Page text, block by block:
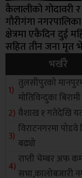
कैलालीको गोदावरी र
गौरीगंगा नगरपालिका
क्षेत्रमा एकैदिन दुई
सहित तीन जना मृत
भर्खरै
तुलसीपुरको
मोतिविन्दुका
वैशाख १ गतेदेखि
विराटनगरमा पोडवे
बढ्यो
राप्ती चेम्बर अफ
सभा,कालोबजारी